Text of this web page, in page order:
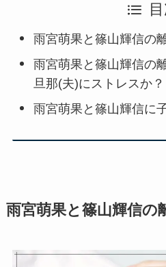
雨宮萌果と篠山輝信の
雨宮萌果と篠山輝信の
旦那(夫)にストレスか？
雨宮萌果と篠山輝信に
雨宮萌果と篠山輝信の